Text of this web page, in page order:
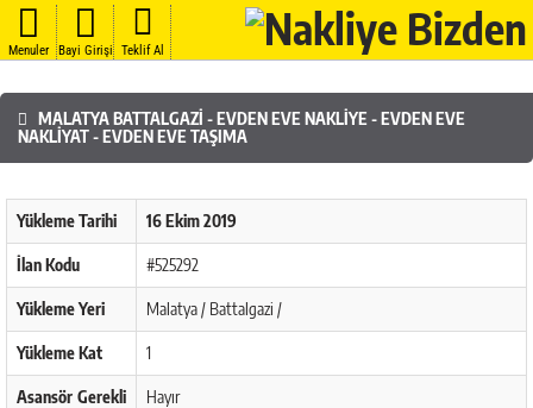
Menuler Bayi Girişi Teklif Al
MALATYA BATTALGAZI - EVDEN EVE NAKLIYE - EVDEN EVE
NAKLIYAT - EVDEN EVE TAŞIMA
Yükleme Tarihi 16 Ekim 2019
İlan Kodu #525292
Yükleme Yeri Malatya / Battalgazi /
Yükleme Kat 1
Asansör Gerekli
Hayır